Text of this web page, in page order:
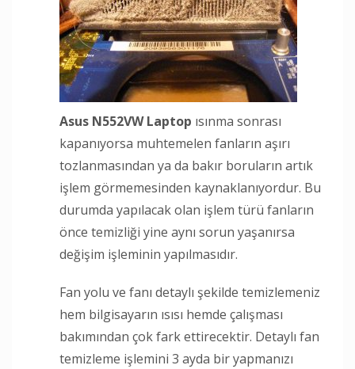
Asus N552VW Laptop ısınma sonrası
kapanıyorsa muhtemelen fanların aşırı
tozlanmasından ya da bakır boruların artık
işlem görmemesinden kaynaklanıyordur. Bu
durumda yapılacak olan işlem türü fanların
önce temizliği yine aynı sorun yaşanırsa
değişim işleminin yapılmasıdır.
Fan yolu ve fanı detaylı şekilde temizlemeniz
hem bilgisayarın ısısı hemde çalışması
bakımından çok fark ettirecektir. Detaylı fan
temizleme işlemini 3 ayda bir yapmanızı